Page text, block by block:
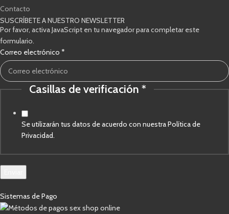
Contacto
SUSCRÍBETE A NUESTRO NEWSLETTER
Por favor, activa JavaScript en tu navegador para completar este
formulario.
Correo electrónico *
verificación
Correo
Casillas de verificación *
Se utilizarán tus datos de acuerdo con nuestra Política de
Privacidad.
Sistemas de Pago